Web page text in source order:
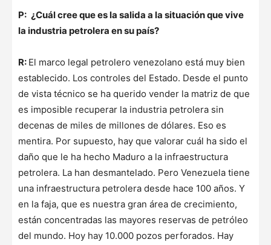
P: ¿Cuál cree que es la salida a la situación que vive
la industria petrolera en su país?
R: El marco legal petrolero venezolano está muy bien
establecido. Los controles del Estado. Desde el punto
de vista técnico se ha querido vender la matriz de que
es imposible recuperar la industria petrolera sin
decenas de miles de millones de dólares. Eso es
mentira. Por supuesto, hay que valorar cuál ha sido el
daño que le ha hecho Maduro a la infraestructura
petrolera. La han desmantelado. Pero Venezuela tiene
una infraestructura petrolera desde hace 100 años. Y
en la faja, que es nuestra gran área de crecimiento,
están concentradas las mayores reservas de petróleo
del mundo. Hoy hay 10.000 pozos perforados. Hay